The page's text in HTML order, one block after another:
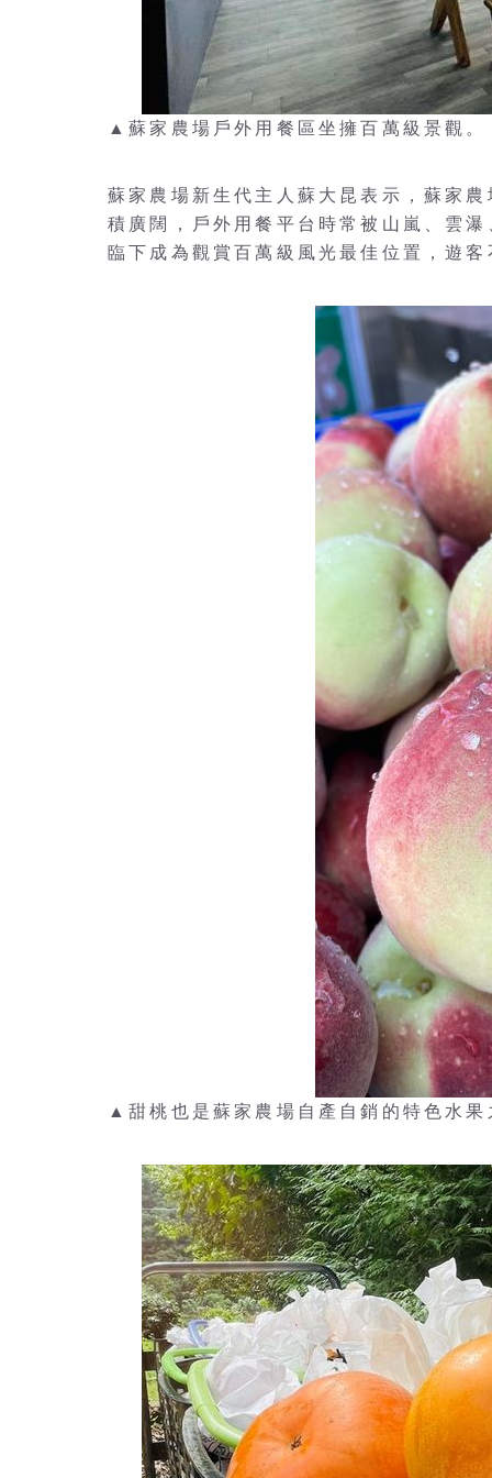
▲蘇家農場戶外用餐區坐擁百萬級景觀
蘇家農場新生代主人蘇大昆表示，蘇家
積廣闊，戶外用餐平台時常被山嵐、雲
臨下成為觀賞百萬級風光最佳位置，遊
▲甜桃也是蘇家農場自產自銷的特色水